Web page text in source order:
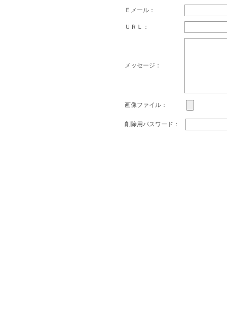
Ｅメール：
ＵＲＬ：
メッセージ：
画像ファイル：
削除用パスワード：